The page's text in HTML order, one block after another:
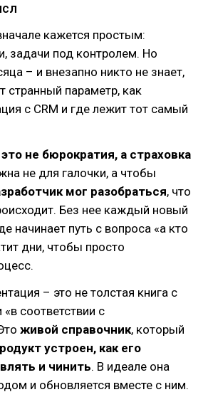
кажется простым:
задачи под контролем. Но
– и внезапно никто не знает,
странный параметр, как
с CRM и где лежит тот самый
это не бюрократия, а страховка
не для галочки, а чтобы
мог разобраться, что
Без нее каждый новый
начинает путь с вопроса «а кто
дни, чтобы просто
– это не толстая книга с
соответствии с
живой справочник, который
устроен, как его
и чинить. В идеале она
и обновляется вместе с ним.